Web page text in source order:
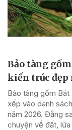
Bảo tàng
kiến trúc đẹp
Bảo tàng gốm
xếp vào danh
năm 2026. Đằng
chuyện về đất,